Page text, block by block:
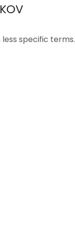
specific terms.